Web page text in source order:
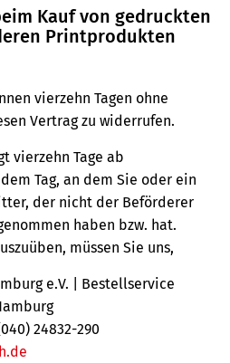
Kauf von gedruckten
Printprodukten
vierzehn Tagen ohne
Vertrag zu widerrufen.
vierzehn Tage ab
Tag, an dem Sie oder ein
der nicht der Beförderer
haben bzw. hat.
müssen Sie uns,
e.V. | Bestellservice
24832-290